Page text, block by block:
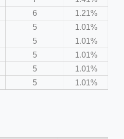
6
1.21%
5
1.01%
5
1.01%
5
1.01%
5
1.01%
5 1.01%